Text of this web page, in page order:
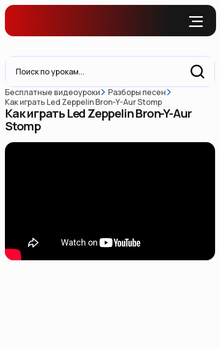
Бесплатные видеоуроки
Разборы песен
Как играть Led Zeppelin Bron-Y-Aur Stomp
Как играть Led Zeppelin Bron-Y-Aur
Stomp